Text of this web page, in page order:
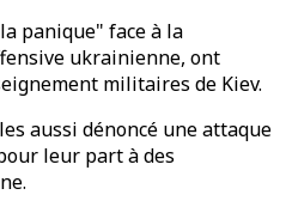
panique" face à la
ukrainienne, ont
militaires de Kiev.
aussi dénoncé une attaque
leur part à des